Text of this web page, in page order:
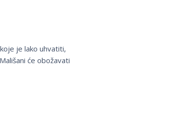
je lako uhvatiti,
će obožavati